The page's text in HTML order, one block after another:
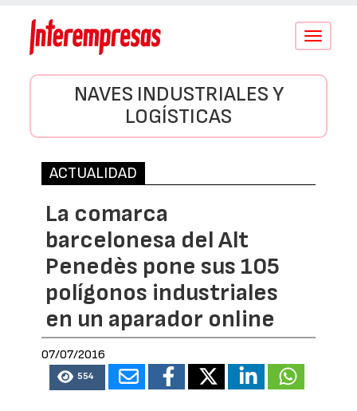
Conmutar
NAVES INDUSTRIALES Y
LOGÍSTICAS
ACTUALIDAD
La comarca
barcelonesa del Alt
Penedès pone sus 105
polígonos industriales
en un aparador online
07/07/2016
554